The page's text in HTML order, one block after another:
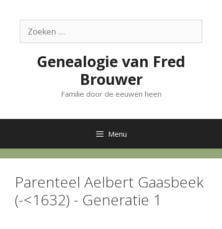
inhoudnaar:
Genealogie van Fred
Brouwer
Familie door de eeuwen heen
Menu
Parenteel Aelbert Gaasbeek
(-<1632) - Generatie 1